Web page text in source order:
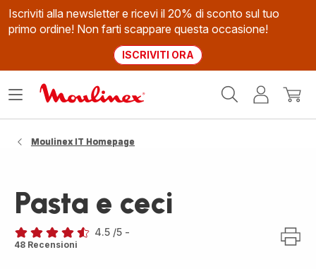
Iscriviti alla newsletter e ricevi il 20% di sconto sul tuo
primo ordine! Non farti scappare questa occasione!
ISCRIVITI ORA
Il
Apri
Moulinex IT Homepage
Pasta e ceci
ratings.4.5
4.5 /5 -
48 Recensioni